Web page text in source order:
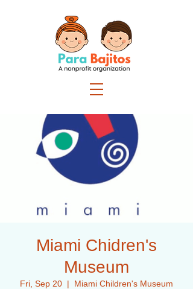
Miami Chidren's
Museum
Fri, Sep 20
  |
Miami Children's Museum